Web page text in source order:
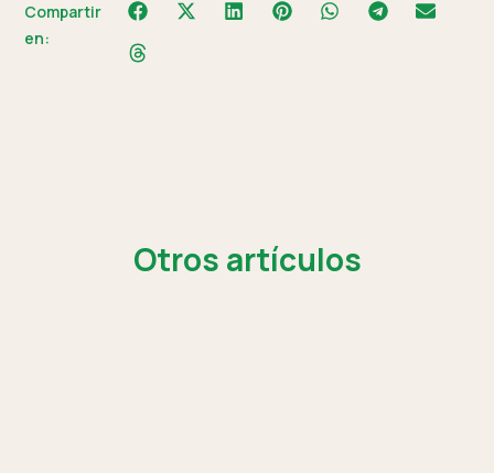
Compartir
en:
Otros artículos